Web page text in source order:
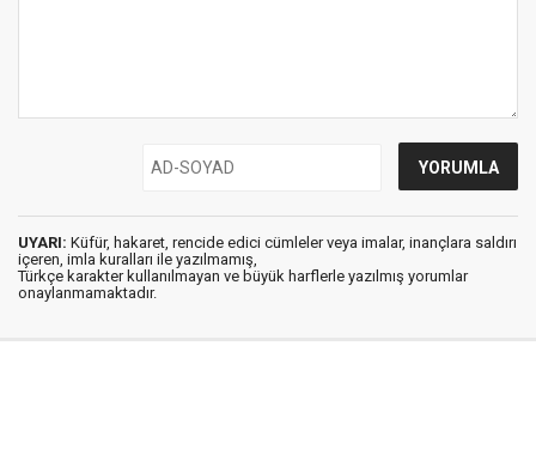
UYARI: Küfür, hakaret, rencide edici cümleler veya imalar, inançlara saldırı
içeren, imla kuralları ile yazılmamış,
Türkçe karakter kullanılmayan ve büyük harflerle yazılmış yorumlar
onaylanmamaktadır.